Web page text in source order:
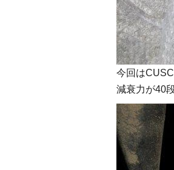
今回は
減衰力が40